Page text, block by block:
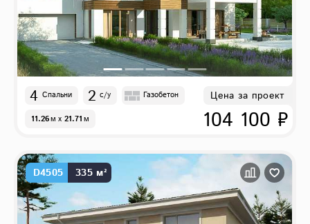
4 Спальни 2 с/у Газобетон
11.26м x 21.71м
Цена за проект
104 100 ₽
D4505 335 м²